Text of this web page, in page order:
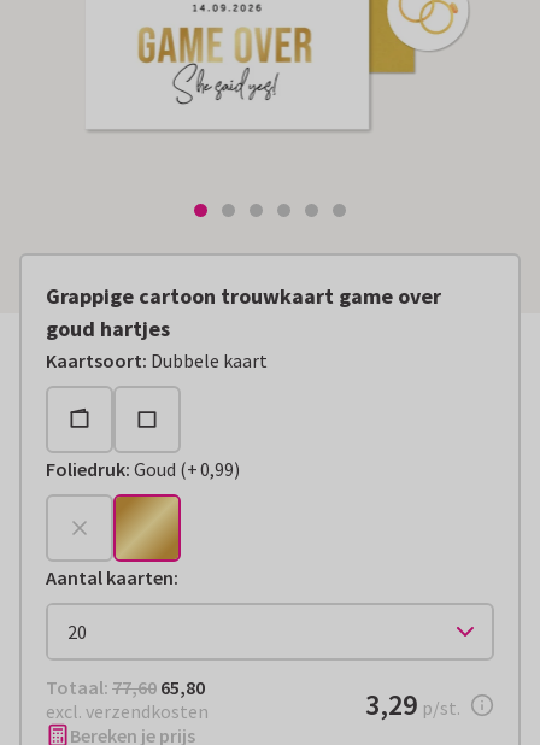
Grappige cartoon trouwkaart game over
goud hartjes
Kaartsoort: Dubbele kaart
Foliedruk: Goud (
+€ 0,99
+0,99)
Aantal kaarten:
Totaal: € 65,80
Totaal: 77,60 65,80
excl. verzendkosten
€ 3,29per stuk
3,29 p/st.
Bereken je prijs